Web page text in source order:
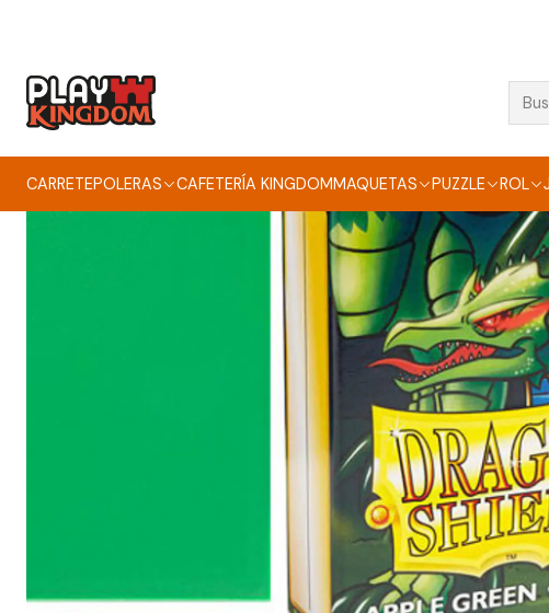
CARRETEPOLERAS CAFETERÍA KINGDOMMAQUETAS PUZZLE ROL
Juego